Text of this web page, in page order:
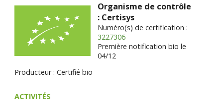
Organisme de contrôle
: Certisys
Numéro(s) de certification :
3227306
Première notification bio le
04/12
Producteur : Certifié bio
ACTIVITÉS